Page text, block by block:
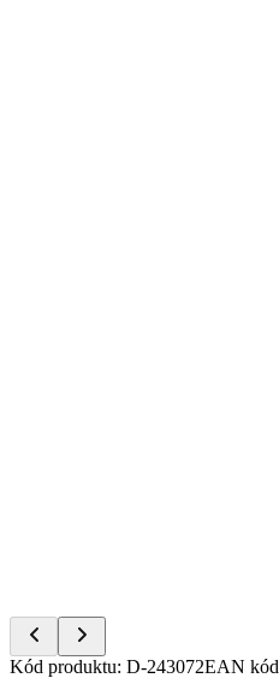
Item
Kód produktu: D-243072EAN kód